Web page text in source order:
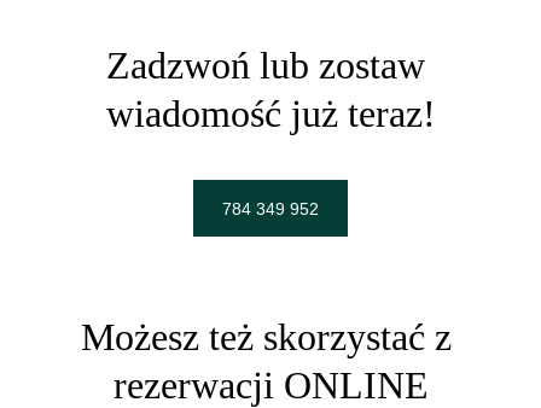
Zadzwoń lub zostaw
wiadomość już teraz!
Możesz też skorzystać z
rezerwacji ONLINE
784 349 952